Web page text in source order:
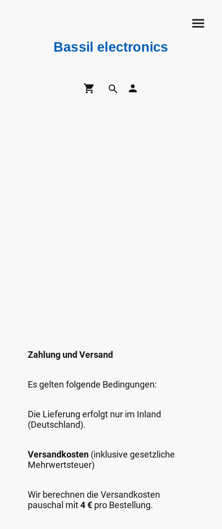
Bassil electronics
Zahlung und Versand
Es gelten folgende Bedingungen:
Die Lieferung erfolgt nur im Inland
(Deutschland).
Versandkosten (inklusive gesetzliche
Mehrwertsteuer)
Wir berechnen die Versandkosten
pauschal mit4 € pro Bestellung.